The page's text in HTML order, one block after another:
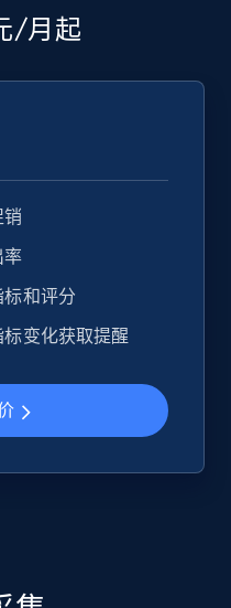
/月起
销
率
和评分
变化获取提醒